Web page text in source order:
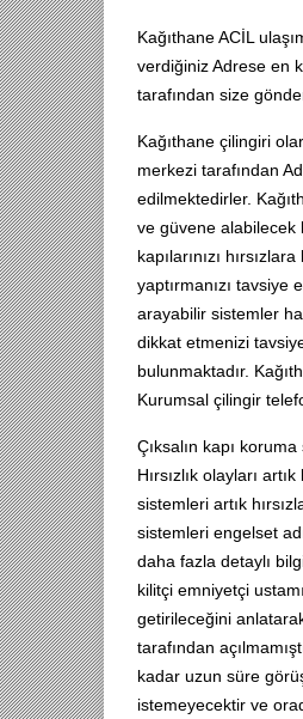
Kağıthane ACİL
verdiğiniz Adrese en
tarafından size
Kağıthane çilingiri
merkezi tarafından
edilmektedirler.
ve güvene alabilecek
kapılarınızı
yaptırmanızı tavsiye
arayabilir sistemler
dikkat etmenizi
bulunmaktadır.
Kurumsal çilingir
Çıksalın kapı
Hırsızlık olayları
sistemleri artık
sistemleri engelset
daha fazla detaylı
kilitçi emniyetçi
getirileceğini
tarafından
kadar uzun süre
istemeyecektir ve